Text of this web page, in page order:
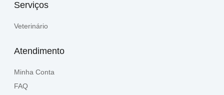
Serviços
Veterinário
Atendimento
Minha Conta
FAQ